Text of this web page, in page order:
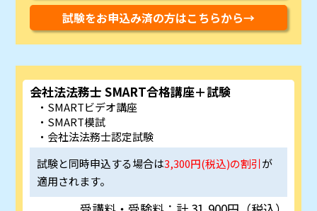
試験をお申込み済の方はこちらから→
会社法法務士 SMART合格講座＋試験
SMARTビデオ講座
SMART模試
会社法法務士認定試験
試験と同時申込する場合は3,300円(税込)の割引が
適用されます。